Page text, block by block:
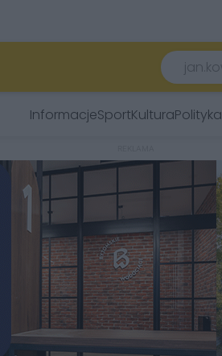
InformacjeSportKulturaPolityka